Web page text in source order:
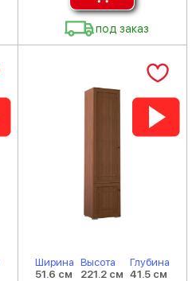
под заказ
Ширина
51.6 см
Высота
221.2 см
Глубина
41.5 см